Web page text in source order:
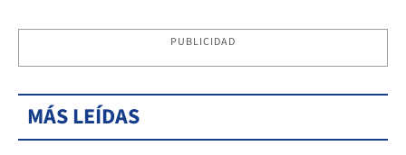
PUBLICIDAD
MÁS LEÍDAS